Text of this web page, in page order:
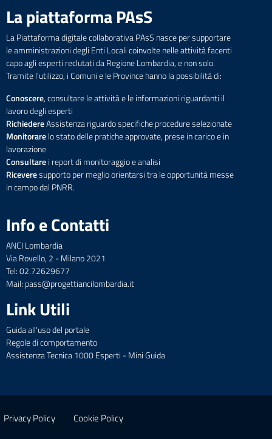
La piattaforma PAsS
La Piattaforma digitale collaborativa PAsS nasce per supportare
le amministrazioni degli Enti Locali coinvolte nelle attività facenti
capo agli esperti reclutati da Regione Lombardia, e non solo.
Tramite l’utilizzo, i Comuni e le Province hanno la possibilità di:
Conoscere, consultare le attività e le informazioni riguardanti il
lavoro degli esperti
RichiedereAssistenza riguardo specifiche procedure selezionate
Monitorarelo stato delle pratiche approvate, prese in carico e in
lavorazione
Consultarei report di monitoraggio e analisi
Riceveresupporto per meglio orientarsi tra le opportunità messe
in campo dal PNRR.
Info e Contatti
ANCI Lombardia
Via Rovello, 2 - Milano 2021
Tel: 02.72629677
Mail: pass@progettiancilombardia.it
Link Utili
Guida all'uso del portale
Regole di comportamento
Assistenza Tecnica 1000 Esperti - Mini Guida
Privacy Policy Cookie Policy